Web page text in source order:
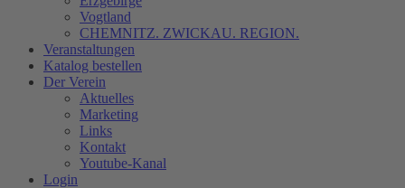
Vogtland
CHEMNITZ. ZWICKAU. REGION.
Veranstaltungen
Katalog bestellen
Der Verein
Aktuelles
Marketing
Links
Kontakt
Youtube-Kanal
Login